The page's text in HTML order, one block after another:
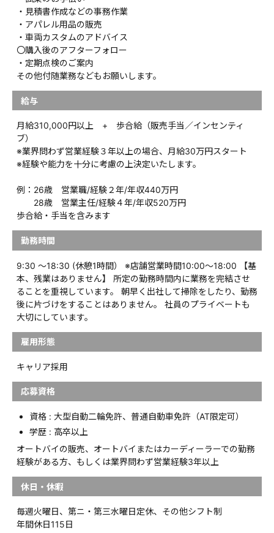
・見積書作成などの事務作業
・アパレル用品の販売
・車両カスタムのアドバイス
〇購入後のアフターフォロー
・定期点検のご案内
その他付随業務などもお願いします。
給与
月給310,000円以上 + 歩合給（販売手当／インセンティ
ブ）
※業界問わず営業経験３年以上の場合、月給30万円スタート
※経験や能力を十分に考慮の上決定いたします。
例：26歳 営業職/経験２年/年収440万円
28歳 営業主任/経験４年/年収520万円
歩合給・手当を含みます
勤務時間
9:30 ～18:30 (休憩1時間） ※店舗営業時間10:00～18:00 【基
本、残業はありません】 所定の勤務時間内に業務を完結させ
ることを重視しています。 朝早く出社して掃除をしたり、勤務
後に片づけをすることはありません。 社員のプライベートも
大切にしています。
雇用形態
キャリア採用
応募資格
資格 : 大型自動二輪免許、普通自動車免許（AT限定可）
学歴 : 高卒以上
オートバイの販売、オートバイまたはカーディーラーでの勤務
経験がある方、もしくは業界問わず営業経験3年以上
休日・休暇
毎週火曜日、第ニ・第三水曜日定休、その他シフト制
年間休日115日